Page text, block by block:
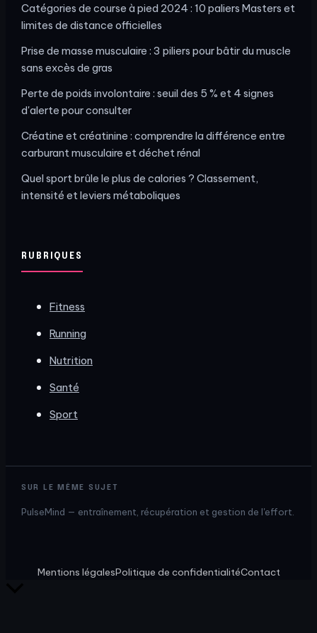
Catégories de course à pied 2024 : 10 paliers Masters et
limites de distance officielles
Prise de masse musculaire : 3 piliers pour bâtir du muscle
sans excès de gras
Perte de poids involontaire : seuil des 5 % et 4 signes
d'alerte pour consulter
Créatine et créatinine : comprendre la différence entre
carburant musculaire et déchet rénal
Quel sport brûle le plus de calories ? Classement,
intensité et leviers métaboliques
RUBRIQUES
Fitness
Running
Nutrition
Santé
Sport
SUR LE MÊME SUJET
PulseMind — entraînement, récupération et gestion de l'effort.
Mentions légalesPolitique de confidentialitéContact